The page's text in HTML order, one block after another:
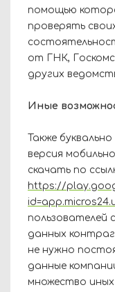
помощью
проверять
от ГНК,
других
Иные
Также
версия
скачать по
https://
пользователей
данных
не нужно
данные
множество